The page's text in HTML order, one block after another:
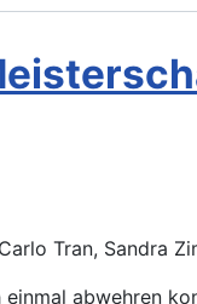
Tran, Sandra
abwehren